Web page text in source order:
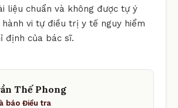
liệu chuẩn và không được tự ý
vi tự điều trị y tế nguy hiểm
định của bác sĩ.
Thế Phong
báo Điều tra